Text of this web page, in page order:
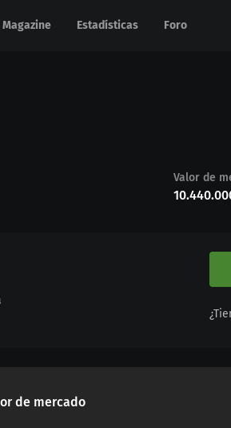
Magazine Estadísticas Foro
Magazine Estadísticas Foro
Valor de
de mercado